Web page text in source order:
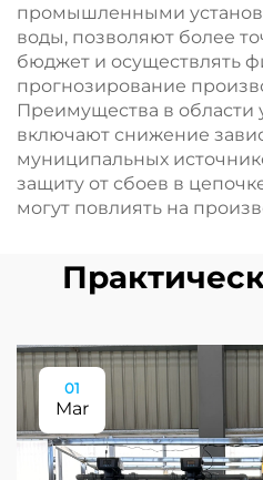
промышленными
воды, позволяют более
бюджет и осуществлять
прогнозирование
Преимущества в области
включают снижение
муниципальных
защиту от сбоев в
могут повлиять на
01
Mar